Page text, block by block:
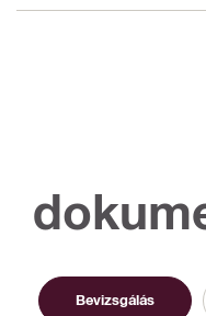
Bevizsgálás